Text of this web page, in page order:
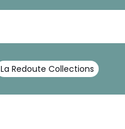
La Redoute Collections